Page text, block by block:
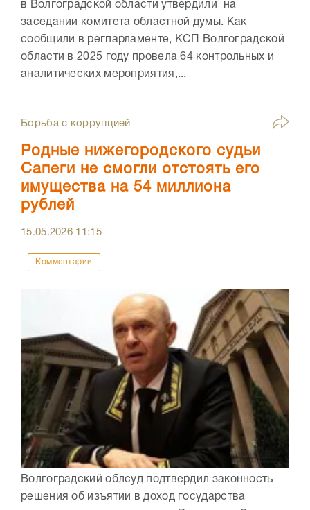
в Волгоградской области утвердили на
заседании комитета областной думы. Как
сообщили в регпарламенте, КСП Волгоградской
области в 2025 году провела 64 контрольных и
аналитических мероприятия,...
Борьба с коррупцией
Родные нижегородского судьи
Сапеги не смогли отстоять его
имущества на 54 миллиона
рублей
15.05.2026 11:15
Комментарии
Волгоградский облсуд подтвердил законность
решения об изъятии в доход государства